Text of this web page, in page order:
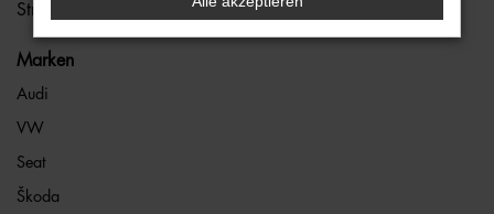
Straßen von Hamburg lassen. Ohne „Wenn und Aber“.
Marken
Audi
VW
Seat
Škoda